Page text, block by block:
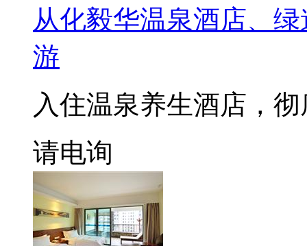
从化毅华温泉酒店、
游
入住温泉养生酒店，
请电询